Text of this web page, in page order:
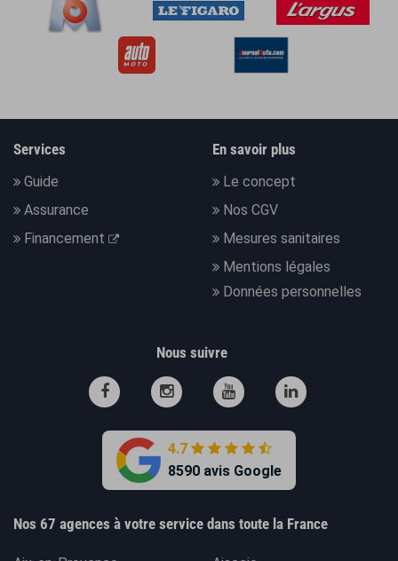
Services
Guide
Assurance
Financement
En savoir plus
Le concept
Nos CGV
Mesures sanitaires
Mentions légales
Données personnelles
Nous suivre
4.7
8590 avis Google
Nos 67 agences à votre service dans toute la France